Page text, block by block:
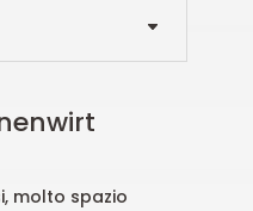
molto spazio